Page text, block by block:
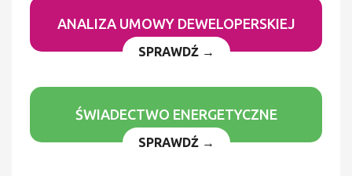
ANALIZA UMOWY DEWELOPERSKIEJ
SPRAWDŹ →
ŚWIADECTWO ENERGETYCZNE
SPRAWDŹ →